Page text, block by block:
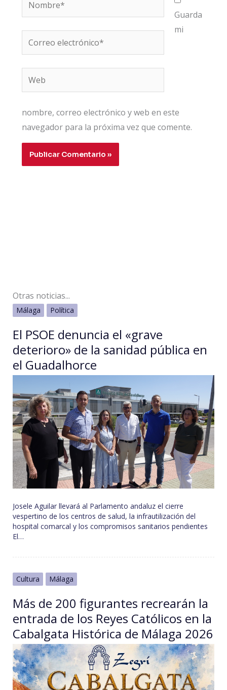
Correo
electrónico*
Web
Guarda
mi
nombre, correo electrónico y web en este
navegador para la próxima vez que comente.
Otras noticias...
Málaga Política
El PSOE denuncia el «grave
deterioro» de la sanidad pública en
el Guadalhorce
Josele Aguilar llevará al Parlamento andaluz el cierre
vespertino de los centros de salud, la infrautilización del
hospital comarcal y los compromisos sanitarios pendientes
El…
Cultura Málaga
Más de 200 figurantes recrearán la
entrada de los Reyes Católicos en la
Cabalgata Histórica de Málaga 2026